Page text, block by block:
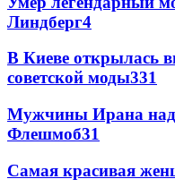
Линдберг4
В Киеве открылась
советской моды331
Мужчины Ирана
Флешмоб31
Самая красивая